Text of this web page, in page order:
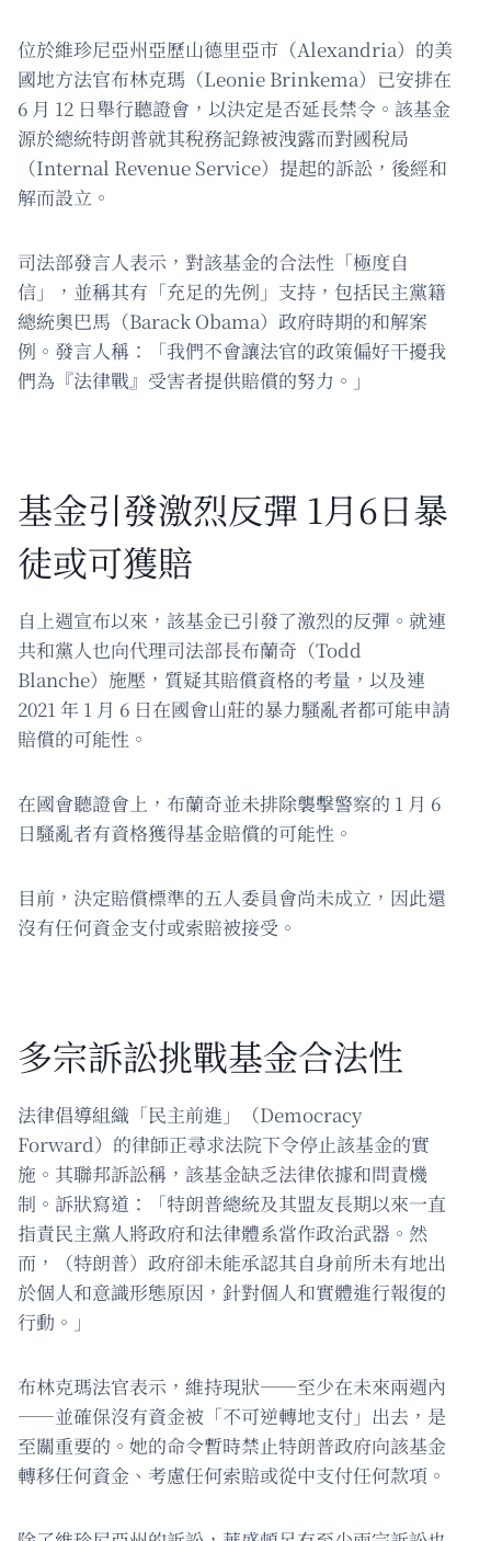
位於維珍尼亞州亞歷山德里亞市（Alexandria）的美
國地方法官布林克瑪（Leonie Brinkema）已安排在
6 月 12 日舉行聽證會，以決定是否延長禁令。該基金
源於總統特朗普就其稅務記錄被洩露而對國稅局
（Internal Revenue Service）提起的訴訟，後經和
解而設立。
司法部發言人表示，對該基金的合法性「極度自
信」，並稱其有「充足的先例」支持，包括民主黨籍
總統奧巴馬（Barack Obama）政府時期的和解案
例。發言人稱：「我們不會讓法官的政策偏好干擾我
們為『法律戰』受害者提供賠償的努力。」
基金引發激烈反彈 1月6日暴
徒或可獲賠
自上週宣布以來，該基金已引發了激烈的反彈。就連
共和黨人也向代理司法部長布蘭奇（Todd
Blanche）施壓，質疑其賠償資格的考量，以及連
2021 年 1 月 6 日在國會山莊的暴力騷亂者都可能申請
賠償的可能性。
在國會聽證會上，布蘭奇並未排除襲擊警察的 1 月 6
日騷亂者有資格獲得基金賠償的可能性。
目前，決定賠償標準的五人委員會尚未成立，因此還
沒有任何資金支付或索賠被接受。
多宗訴訟挑戰基金合法性
法律倡導組織「民主前進」（Democracy
Forward）的律師正尋求法院下令停止該基金的實
施。其聯邦訴訟稱，該基金缺乏法律依據和問責機
制。訴狀寫道：「特朗普總統及其盟友長期以來一直
指責民主黨人將政府和法律體系當作政治武器。然
而，（特朗普）政府卻未能承認其自身前所未有地出
於個人和意識形態原因，針對個人和實體進行報復的
行動。」
布林克瑪法官表示，維持現狀——至少在未來兩週內
——並確保沒有資金被「不可逆轉地支付」出去，是
至關重要的。她的命令暫時禁止特朗普政府向該基金
轉移任何資金、考慮任何索賠或從中支付任何款項。